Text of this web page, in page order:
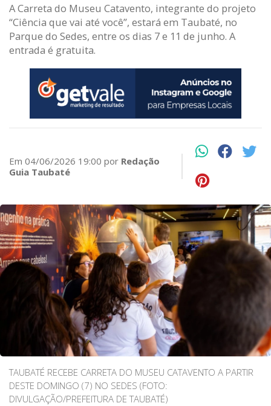
A Carreta do Museu Catavento, integrante do projeto
“Ciência que vai até você”, estará em Taubaté, no
Parque do Sedes, entre os dias 7 e 11 de junho. A
entrada é gratuita.
Em 04/06/2026 19:00 por Redação
Guia Taubaté
TAUBATÉ RECEBE CARRETA DO MUSEU CATAVENTO A PARTIR
DESTE DOMINGO (7) NO SEDES (FOTO:
DIVULGAÇÃO/PREFEITURA DE TAUBATÉ)